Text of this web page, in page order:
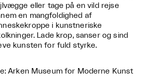
eller tage på en vild rejse
en mangfoldighed af
i kunstneriske
Lade krop, sanser og sind
kunsten for fuld styrke.
Arken Museum for Moderne Kunst